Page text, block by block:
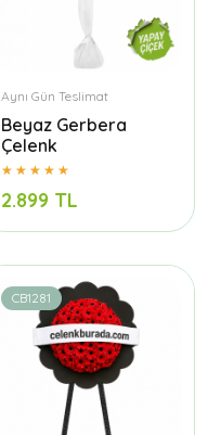
Aynı Gün Teslimat
Beyaz Gerbera
Çelenk
2.899 TL
CB1281